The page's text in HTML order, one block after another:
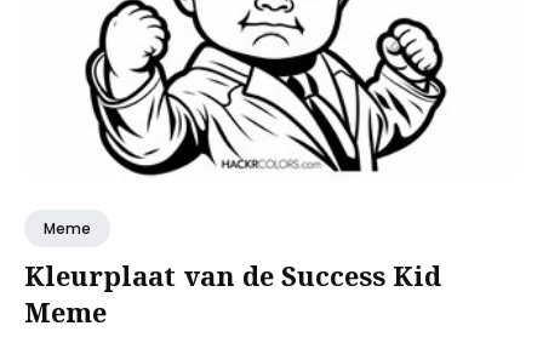
Meme
Kleurplaat van de Success Kid
Meme